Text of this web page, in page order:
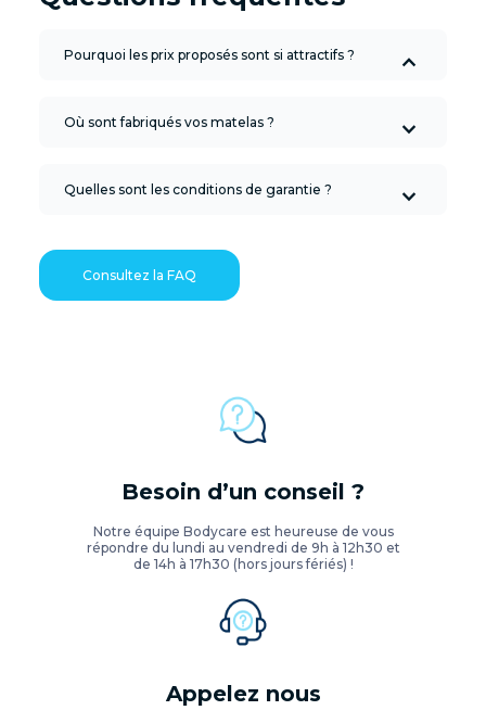
Pourquoi les prix proposés sont si attractifs ?
Où sont fabriqués vos matelas ?
Quelles sont les conditions de garantie ?
Consultez la FAQ
Besoin d’un conseil ?
Notre équipe Bodycare est heureuse de vous
répondre du lundi au vendredi de 9h à 12h30 et
de 14h à 17h30 (hors jours fériés) !
Appelez nous